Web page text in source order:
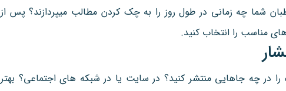
شما چه زمانی در طول روز را به چک کردن مطالب میپردازند؟ پس از
مناسب را انتخاب کنید.
در چه جاهایی منتشر کنید؟ در سایت یا در شبکه های اجتماعی؟ بهتر